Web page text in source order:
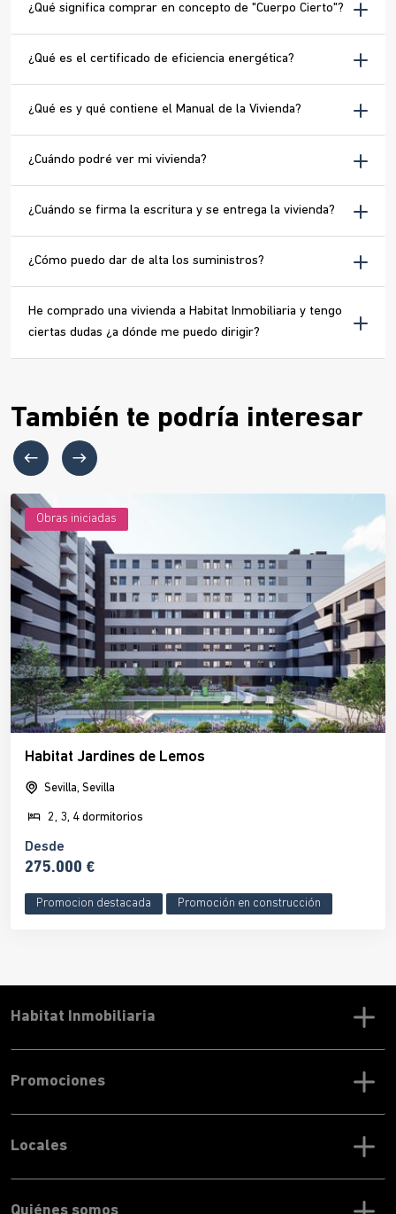
¿Qué significa comprar en concepto de "Cuerpo Cierto"?
¿Qué es el certificado de eficiencia energética?
¿Qué es y qué contiene el Manual de la Vivienda?
¿Cuándo podré ver mi vivienda?
¿Cuándo se firma la escritura y se entrega la vivienda?
¿Cómo puedo dar de alta los suministros?
He comprado una vivienda a Habitat Inmobiliaria y tengo
ciertas dudas ¿a dónde me puedo dirigir?
También te podría interesar
Obras iniciadas
Habitat Jardines de Lemos
Sevilla, Sevilla
2, 3, 4 dormitorios
Desde
275.000 €
Promocion destacada Promoción en construcción
Promociones
Locales
Habitat Inmobiliaria